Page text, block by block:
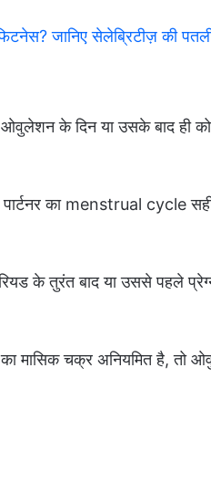
जानिए सेलेब्रिटीज़ की
ओवुलेशन के दिन या उसके बाद ही
का menstrual cycle
के तुरंत बाद या उससे पहले
मासिक चक्र अनियमित है, तो